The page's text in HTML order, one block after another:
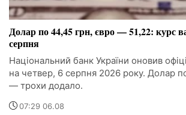
Долар по 44,45 грн, євро — 51,22: курс
серпня
Національний банк України оновив
на четвер, 6 серпня 2026 року. Долар
— трохи додало.
07:29 06.08